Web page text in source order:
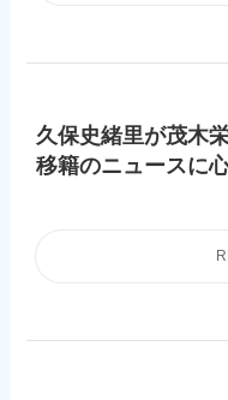
久保史緒里が茂木
移籍のニュースに